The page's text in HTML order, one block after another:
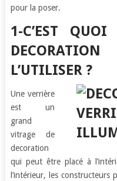
pour la poser.
1-C’EST
L’UTILISER ?
Une verrière
est un
grand
vitrage de
decoration
qui peut être placé à
l’intérieur, les constructeurs